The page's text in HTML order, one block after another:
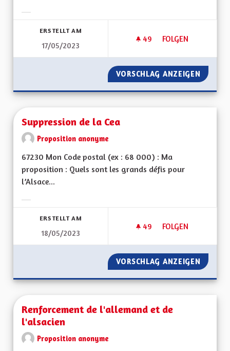
ERSTELLT AM
17/05/2023
49 49 FOLLOWER
FOLGEN
MOYENS POUR LES
VORSCHLAG ANZEIGEN
Suppression de la Cea
Proposition anonyme
67230 Mon Code postal (ex : 68 000) : Ma
proposition : Quels sont les grands défis pour
l’Alsace...
ERSTELLT AM
18/05/2023
49 49 FOLLOWER
FOLGEN
SUPPRESSION DE
VORSCHLAG ANZEIGEN
Renforcement de l'allemand et de
l'alsacien
Proposition anonyme